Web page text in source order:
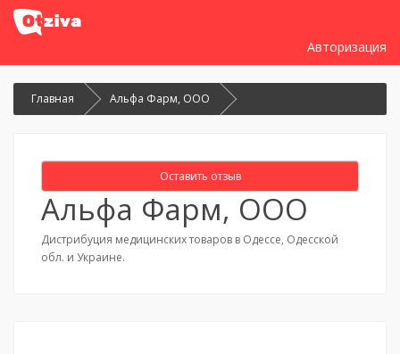
Авторизация
Главная Альфа Фарм, ООО
Оставить отзыв
Альфа Фарм, ООО
Дистрибуция медицинских товаров в Одессе, Одесской
обл. и Украине.